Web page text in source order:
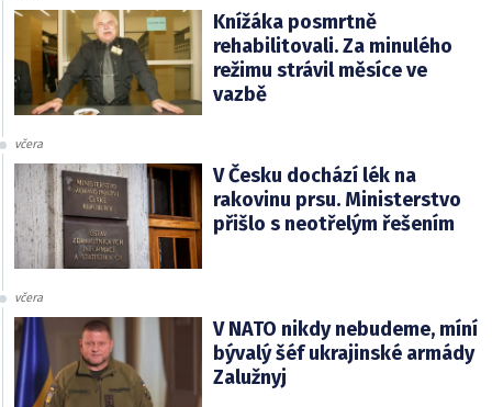
Knížáka posmrtně
rehabilitovali. Za minulého
režimu strávil měsíce ve
vazbě
včera
V Česku dochází lék na
rakovinu prsu. Ministerstvo
přišlo s neotřelým řešením
včera
V NATO nikdy nebudeme, míní
bývalý šéf ukrajinské armády
Zalužnyj